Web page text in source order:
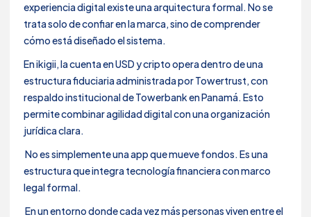
experiencia digital existe una arquitectura formal. No se
trata solo de confiar en la marca, sino de comprender
cómo está diseñado el sistema.
En ikigii, la cuenta en USD y cripto opera dentro de una
estructura fiduciaria administrada por Towertrust, con
respaldo institucional de Towerbank en Panamá. Esto
permite combinar agilidad digital con una organización
jurídica clara.
No es simplemente una app que mueve fondos. Es una
estructura que integra tecnología financiera con marco
legal formal.
En un entorno donde cada vez más personas viven entre el